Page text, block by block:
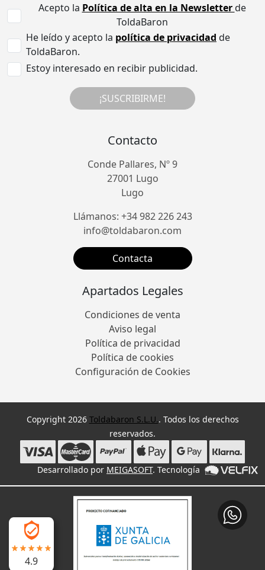
Acepto la Política de alta en la Newsletterde
ToldaBaron
He leído y acepto la política de privacidad de
ToldaBaron.
Estoy interesado en recibir publicidad.
¡SUSCRIBIRME!
Contacto
Conde Pallares, Nº 9
27001 Lugo
Lugo
Llámanos: +34 982 226 243
info@toldabaron.com
Contacta
Apartados Legales
Condiciones de venta
Aviso legal
Política de privacidad
Política de cookies
Configuración de Cookies
Copyright 2026 Toldabaron S.L.U.. Todos los derechos
reservados.
Desarrollado por MEIGASOFT. Tecnología
4.9